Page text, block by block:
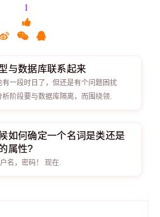
1
与数据库联系起来
一段时日了，但还是有个问题困扰
阶段要与数据库隔离，而围绕领.
如何确定一个名词是类还是
属性?
名，密码！ 现在.